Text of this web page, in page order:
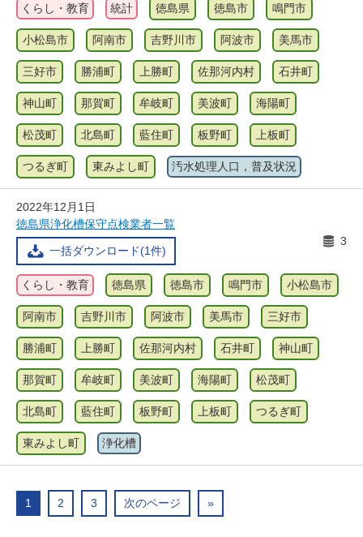
くらし・教育 統計 徳島県 徳島市 鳴門市
小松島市 阿南市 吉野川市 阿波市 美馬市
三好市 勝浦町 上勝町 佐那河内村 石井町
神山町 那賀町 牟岐町 美波町 海陽町
松茂町 北島町 藍住町 板野町 上板町
つるぎ町 東みよし町 汚水処理人口，普及状況
2022年12月1日
徳島県浄化槽保守点検業者一覧
一括ダウンロード(1件)
3
くらし・教育 徳島県 徳島市 鳴門市 小松島市
阿南市 吉野川市 阿波市 美馬市 三好市
勝浦町 上勝町 佐那河内村 石井町 神山町
那賀町 牟岐町 美波町 海陽町 松茂町
北島町 藍住町 板野町 上板町 つるぎ町
東みよし町 浄化槽
1 2 3 次のページ »